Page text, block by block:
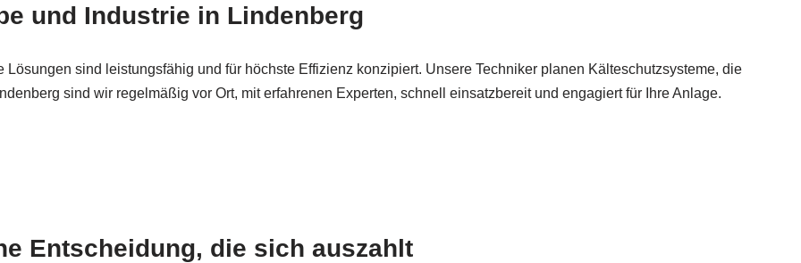
und Industrie in Lindenberg
sind leistungsfähig und für höchste Effizienz konzipiert. Unsere Techniker planen Kälteschutzsysteme, die
sind wir regelmäßig vor Ort, mit erfahrenen Experten, schnell einsatzbereit und engagiert für Ihre Anlage.
Entscheidung, die sich auszahlt